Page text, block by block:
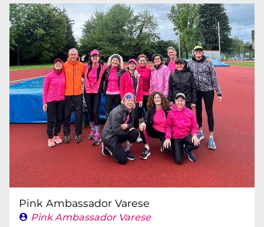
Pink Ambassador Varese
Pink Ambassador Varese